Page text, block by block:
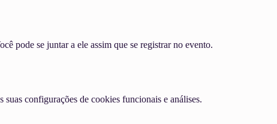
pode se juntar a ele assim que se registrar no evento.
configurações de cookies funcionais e análises.